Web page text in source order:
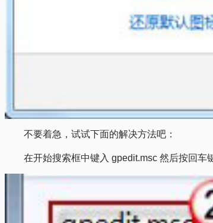
不要着急，试试下面的解决方法吧：
在开始搜索框中键入 gpedit.msc 然后按回车